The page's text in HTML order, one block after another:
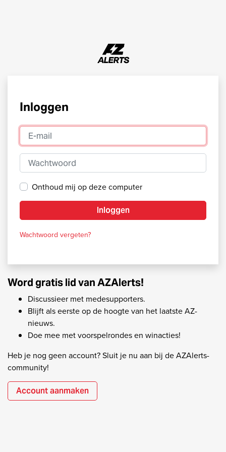
Inloggen
E-mail
Wachtwoord
Onthoud mij op deze computer
Inloggen
Wachtwoord vergeten?
Word gratis lid van AZAlerts!
Discussieer met medesupporters.
Blijft als eerste op de hoogte van het laatste AZ-
nieuws.
Doe mee met voorspelrondes en winacties!
Heb je nog geen account? Sluit je nu aan bij de AZAlerts-
community!
Account aanmaken